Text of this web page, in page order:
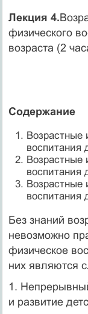
Лекция 4.
физического
возраста (2
Содержание
Возрастные
воспитания
Возрастные
воспитания
Возрастные
воспитания
Без знаний
невозможно
физическое
них являются
1.
и развитие